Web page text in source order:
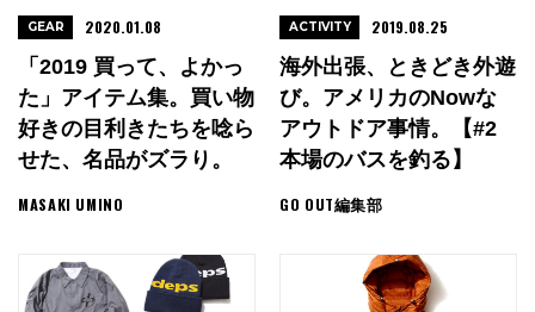
「2019 買って、よかっ
た」アイテム集。買い物
好きの目利きたちを唸ら
せた、名品がズラり。
MASAKI UMINO
GEAR 2020.01.08
海外出張、ときどき外遊
び。アメリカのNowな
アウトドア事情。【#2
本場のバスを釣る】
GO OUT編集部
ACTIVITY 2019.08.25